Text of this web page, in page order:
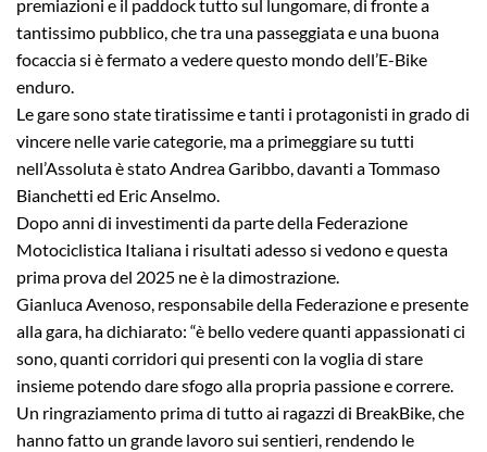
premiazioni e il paddock tutto sul lungomare, di fronte a
tantissimo pubblico, che tra una passeggiata e una buona
focaccia si è fermato a vedere questo mondo dell’E-Bike
enduro.
Le gare sono state tiratissime e tanti i protagonisti in grado di
vincere nelle varie categorie, ma a primeggiare su tutti
nell’Assoluta è stato Andrea Garibbo, davanti a Tommaso
Bianchetti ed Eric Anselmo.
Dopo anni di investimenti da parte della Federazione
Motociclistica Italiana i risultati adesso si vedono e questa
prima prova del 2025 ne è la dimostrazione.
Gianluca Avenoso, responsabile della Federazione e presente
alla gara, ha dichiarato: “è bello vedere quanti appassionati ci
sono, quanti corridori qui presenti con la voglia di stare
insieme potendo dare sfogo alla propria passione e correre.
Un ringraziamento prima di tutto ai ragazzi di BreakBike, che
hanno fatto un grande lavoro sui sentieri, rendendo le